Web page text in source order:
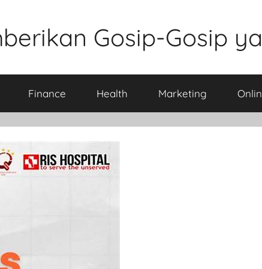
Gosip-Gosip
Finance Health Marketing